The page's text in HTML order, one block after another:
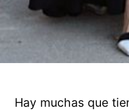
Hay muchas que